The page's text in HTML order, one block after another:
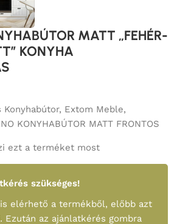
MATT „FEHÉR-
KONYHA
Konyhabútor, Extom Meble,
KONYHABÚTOR MATT FRONTOS
ezt a terméket most
szükséges!
elérhető a termékből, előbb azt
Ezután az ajánlatkérés gombra